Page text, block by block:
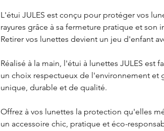
L'étui JULES est conçu pour protéger vos
rayures grâce à sa fermeture pratique et son
Retirer vos lunettes devient un jeu d'enfant
Réalisé à la main, l'étui à lunettes JULES est
un choix respectueux de l'environnement et
unique, durable et de qualité.
Offrez à vos lunettes la protection qu'elles
un accessoire chic, pratique et éco-